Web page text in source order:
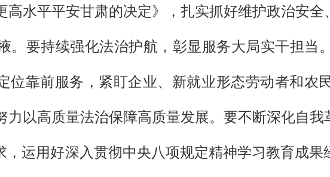
高水平平安甘肃的决定》，扎实抓好维护政治安全
。要持续强化法治护航，彰显服务大局实干担当
位靠前服务，紧盯企业、新就业形态劳动者和农
力以高质量法治保障高质量发展。要不断深化自
，运用好深入贯彻中央八项规定精神学习教育成